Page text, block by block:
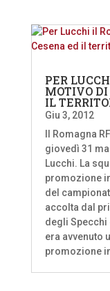
PER
MOTIVO DI
IL
Giu 3, 2012
Il Romagna
giovedì 31
Lucchi. La
promozione
del
accolta dal
degli
era avvenuto
promozione